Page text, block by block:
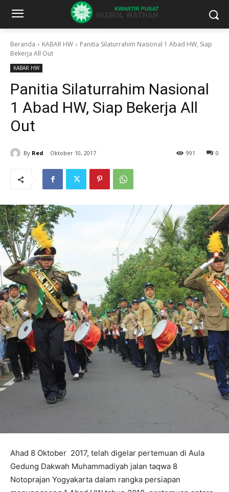
Beranda KABAR HW
Panitia Silaturrahim Nasional 1 Abad HW, Siap
Bekerja All Out
KABAR HW
Panitia Silaturrahim Nasional
1 Abad HW, Siap Bekerja All
Out
By Red Oktober 10, 2017 0
991
Ahad 8 Oktober 2017, telah digelar pertemuan di Aula
Gedung Dakwah Muhammadiyah jalan taqwa 8
Notoprajan Yogyakarta dalam rangka persiapan